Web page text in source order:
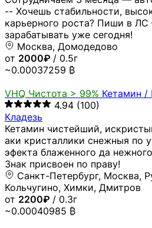
-- Хочешь стабильности,
карьерного роста? Пиши в
зарабатывать уже сегодня!
Москва, Домодедово
от 2000₽ / 0.5г
~0.00037259 ₿
VHQ Чистота > 99% Кетамин /
4.94 (100)
Кладезь
Кетамин чистейший,
аки кристаллики снежныя по
эфекта блаженного да
Знак присвоен по праву!
Санкт-Петербург, Москва,
Кольчугино, Химки, Дмитров
от 2200₽ / 0.3г
~0.00040985 ₿